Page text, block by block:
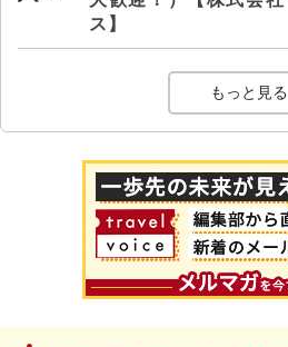
ス】
もっと見る